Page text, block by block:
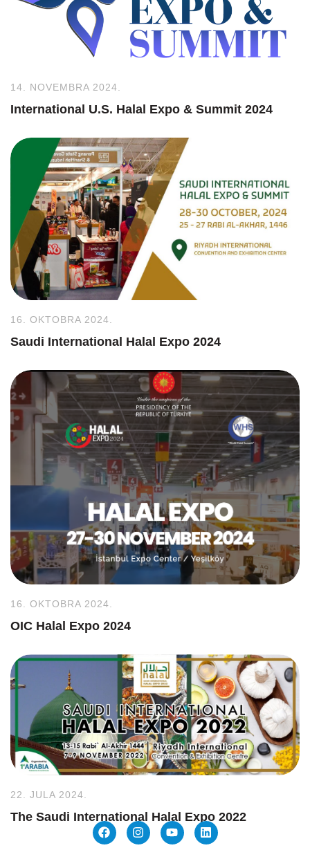
14. NOVEMBRA 2024.
International U.S. Halal Expo & Summit 2024
16. OKTOBRA 2024.
Saudi International Halal Expo 2024
16. OKTOBRA 2024.
OIC Halal Expo 2024
22. JULA 2024.
The Saudi International Halal Expo 2022